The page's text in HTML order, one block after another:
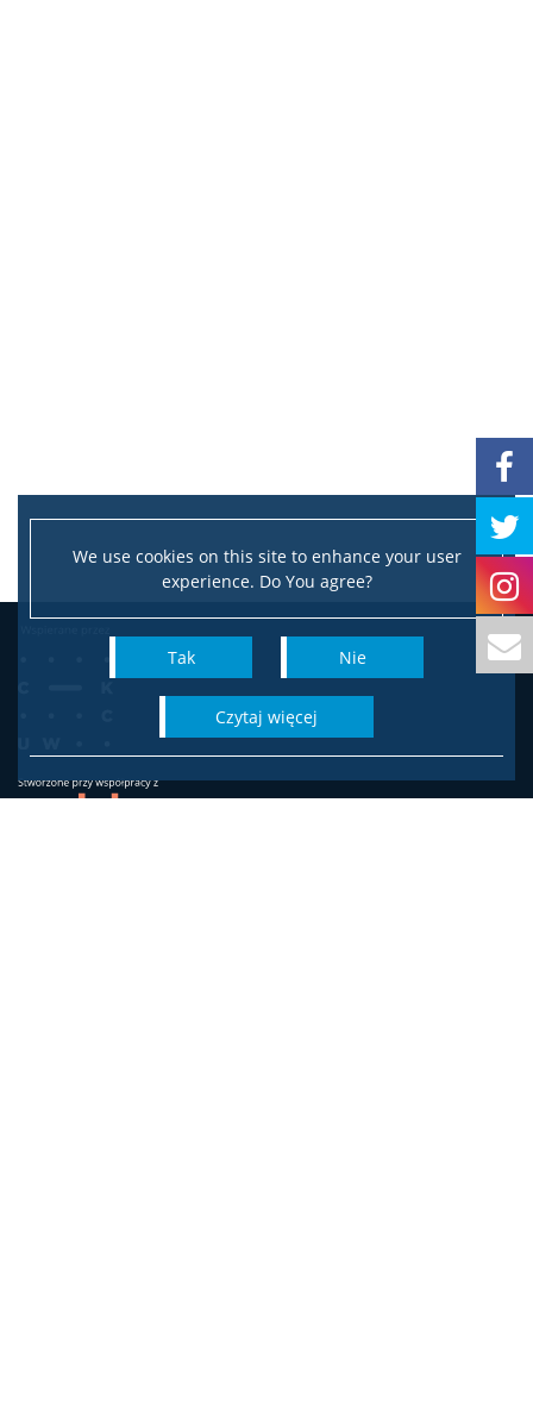
We use cookies on this site to enhance your user
experience. Do You agree?
Tak Nie
czytaj więcej